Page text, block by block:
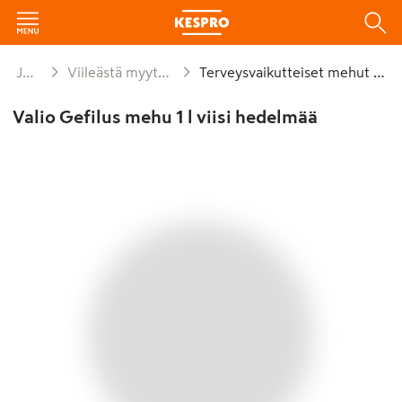
Juomat Viileästä myytävät mehut Terveysvaikutteiset mehut viileä
Valio Gefilus mehu 1 l viisi hedelmää